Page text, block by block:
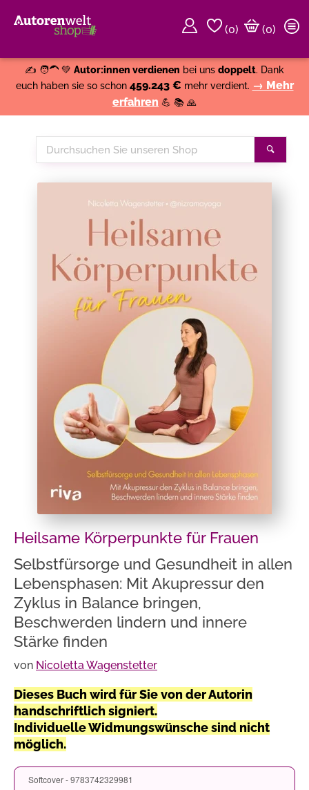
(0)
(0)
✍️ 🧑‍🦱 💚 Autor:innen verdienen bei uns doppelt. Dank
euch haben sie so schon 459.243 € mehr verdient. → Mehr
erfahren 💪 📚 🙏
Durchsuchen
Sie
Heilsame Körperpunkte für Frauen
Selbstfürsorge und Gesundheit in allen
Lebensphasen: Mit Akupressur den
Zyklus in Balance bringen,
Beschwerden lindern und innere
Stärke finden
von Nicoletta Wagenstetter
Dieses Buch wird für Sie von der Autorin
handschriftlich signiert.
Individuelle Widmungswünsche sind nicht
möglich.
Softcover - 9783742329981